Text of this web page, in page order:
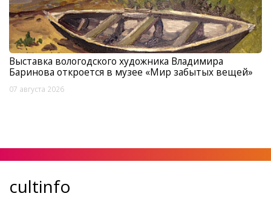
Выставка вологодского художника Владимира
Баринова откроется в музее «Мир забытых вещей»
07 августа 2026
cultinfo